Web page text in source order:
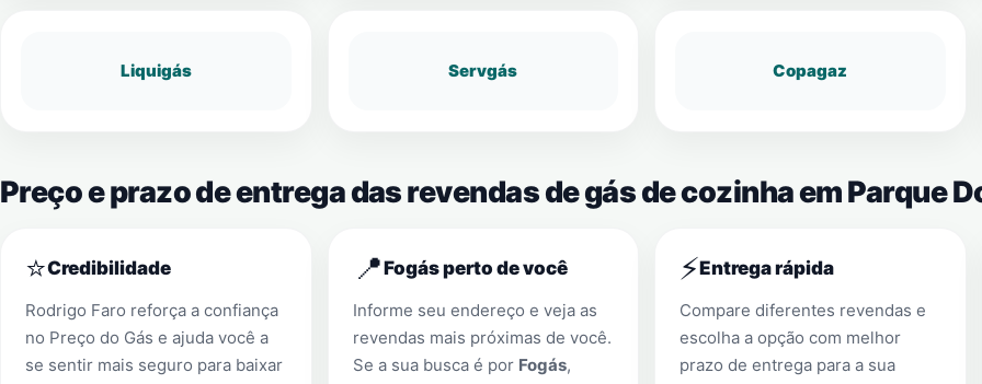
Liquigás Servgás Copagaz
Preço e prazo de entrega das revendas de gás de cozinha em Parque
⭐Credibilidade
Rodrigo Faro reforça a confiança
no Preço do Gás e ajuda você a
se sentir mais seguro para baixar
📍Fogás perto de você
Informe seu endereço e veja as
revendas mais próximas de você.
Se a sua busca é por Fogás,
⚡Entrega rápida
Compare diferentes revendas e
escolha a opção com melhor
prazo de entrega para a sua